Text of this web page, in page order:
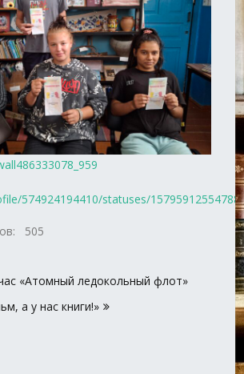
574924194410/statuses/
505
«Атомный ледокольный флот»
а у нас книги!»